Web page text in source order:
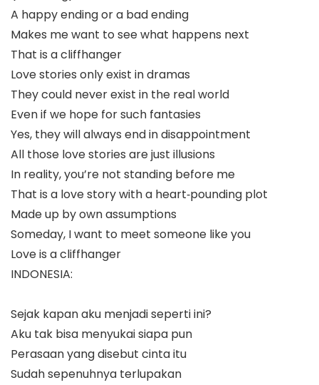
A happy ending or a bad ending
Makes me want to see what happens next
That is a cliffhanger
Love stories only exist in dramas
They could never exist in the real world
Even if we hope for such fantasies
Yes, they will always end in disappointment
All those love stories are just illusions
In reality, you’re not standing before me
That is a love story with a heart‑pounding plot
Made up by own assumptions
Someday, I want to meet someone like you
Love is a cliffhanger
INDONESIA:
Sejak kapan aku menjadi seperti ini?
Aku tak bisa menyukai siapa pun
Perasaan yang disebut cinta itu
Sudah sepenuhnya terlupakan